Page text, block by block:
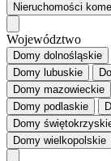
Nieruchomości
Województwo
Domy dolnośląskie
Domy lubuskie
Domy mazowieckie
Domy podlaskie
Domy
Domy wielkopolskie